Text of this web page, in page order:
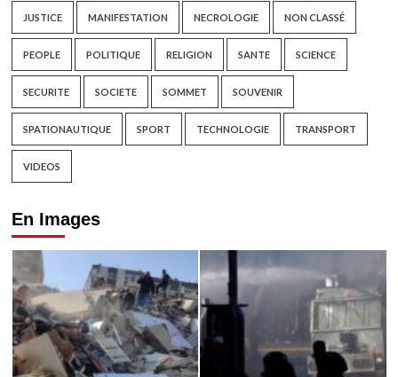
JUSTICE MANIFESTATION NECROLOGIE NON CLASSÉ
PEOPLE POLITIQUE RELIGION SANTE SCIENCE
SECURITE SOCIETE SOMMET SOUVENIR
SPATIONAUTIQUE SPORT TECHNOLOGIE TRANSPORT
VIDEOS
En Images